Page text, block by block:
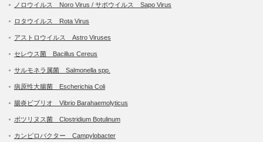
ノロウイルス Noro Virus / サポウイルス Sapo Virus
ロタウイルス Rota Virus
アストロウイルス Astro Viruses
セレウス菌 Bacillus Cereus
サルモネラ属菌 Salmonella spp.
病原性大腸菌 Escherichia Coli
腸炎ビブリオ Vibrio Barahaemolyticus
ボツリヌス菌 Clostridium Botulinum
カンピロバクター Campylobacter